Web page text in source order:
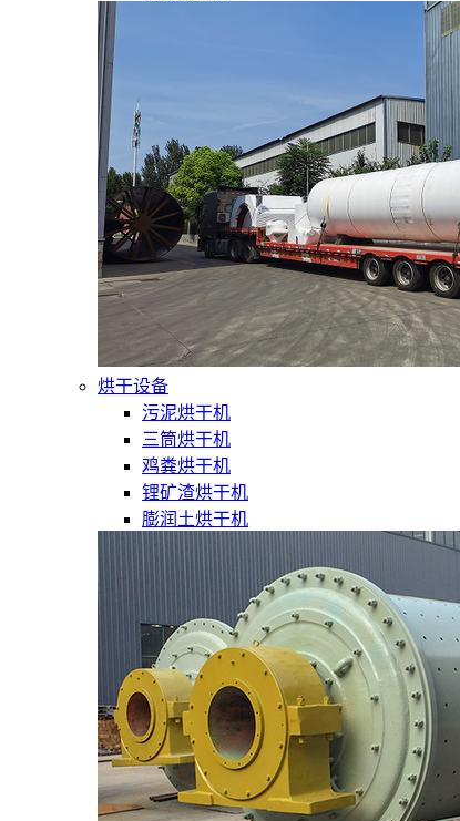
烘干设备
污泥烘干机
三筒烘干机
鸡粪烘干机
锂矿渣烘干机
膨润土烘干机